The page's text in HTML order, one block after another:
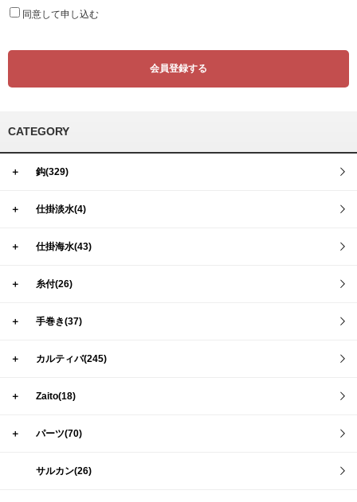
同意して申し込む
CATEGORY
＋ 鈎(329)
＋ 仕掛淡水(4)
＋ 仕掛海水(43)
＋ 糸付(26)
＋ 手巻き(37)
＋ カルティバ(245)
＋ Zaito(18)
＋ パーツ(70)
サルカン(26)